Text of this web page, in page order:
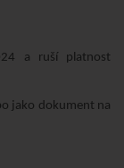
a ruší platnost
jako dokument na